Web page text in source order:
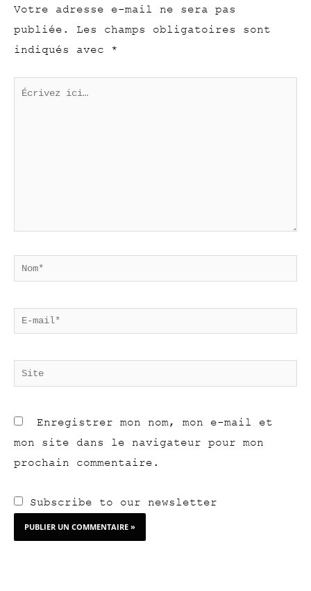
Votre adresse e-mail ne sera pas
publiée.
Les champs obligatoires sont
indiqués avec *
Écrivez
Nom*
E-
mail*
Site
Enregistrer mon nom, mon e-mail et
mon site dans le navigateur pour mon
prochain commentaire.
Subscribe to our newsletter